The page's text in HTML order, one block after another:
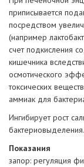
приписывается
посредством
(например
счет подкисления
кишечника
осмотического
токсических
аммиак для
Ингибирует рост
бактериовыделения.
Показания
запор: регуляция